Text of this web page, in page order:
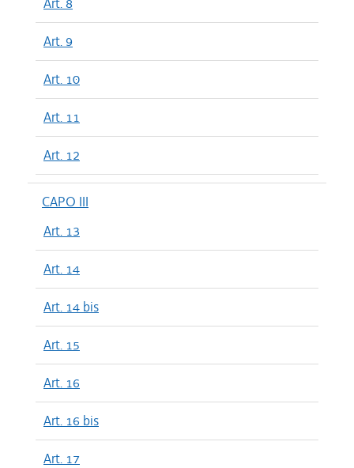
Art. 9
Art. 10
Art. 11
Art. 12
CAPO III
Art. 13
Art. 14
Art. 14 bis
Art. 15
Art. 16
Art. 16 bis
Art. 17